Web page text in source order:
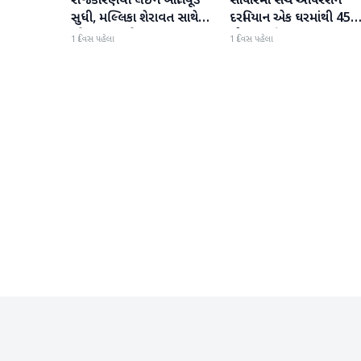
સુધી, મલ્લિકા શેરાવત સાથે
જોવા મળ્યા તેજ પ્રતાપ યાદવ
1 દિવસ પહેલા
દરમિયાન એક ઘરમાંથી 45
ગોળા મળી આવ્યા
1 દિવસ પહેલા